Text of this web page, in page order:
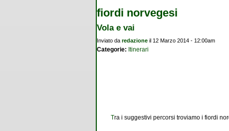
fiordi norvegesi
Vola e vai
Inviato da redazione il 12 Marzo 2014 - 12:00am
Categorie: Itinerari
Tra i suggestivi percorsi troviamo i fiordi